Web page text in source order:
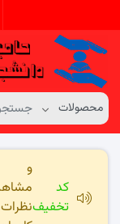
کد
تخفیف
و
نظرات